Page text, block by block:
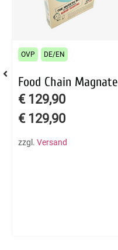
Food Chain Magnate
€ 129,90
€ 129,90
zzgl. Versand
OVP DE/EN